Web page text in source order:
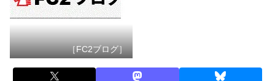
［FC2ブログ］